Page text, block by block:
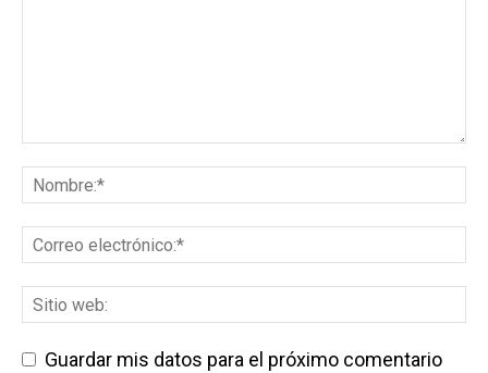
Guardar mis datos para el próximo comentario